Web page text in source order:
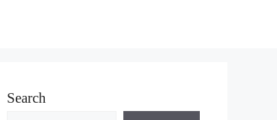
Search